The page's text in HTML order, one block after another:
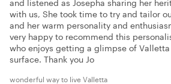
and listened as Josepha sharing her
with us, She took time to try and tailor
and her warm personality and
very happy to recommend this
who enjoys getting a glimpse of
surface. Thank you Jo
wonderful way to live Valletta